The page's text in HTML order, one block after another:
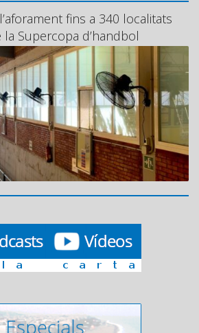
fins a 340 localitats
Supercopa d’handbol